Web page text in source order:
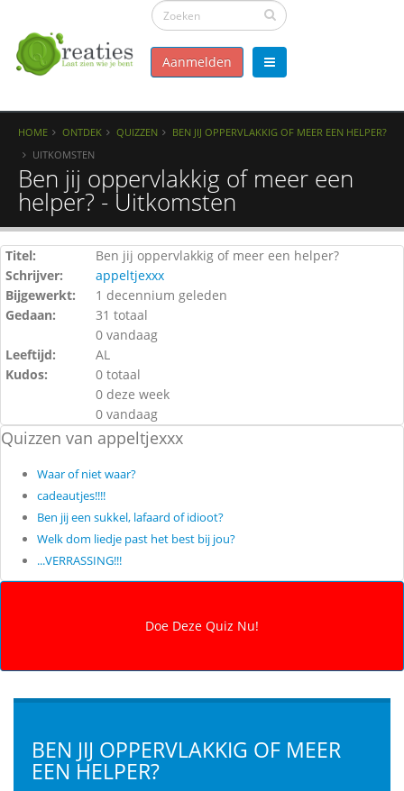
Aanmelden
HOME ONTDEK QUIZZEN
BEN JIJ OPPERVLAKKIG OF MEER EEN HELPER?
UITKOMSTEN
Ben jij oppervlakkig of meer een
helper? - Uitkomsten
Titel:
Ben jij oppervlakkig of meer een helper?
Schrijver:
appeltjexxx
Bijgewerkt:
1 decennium geleden
Gedaan:
31 totaal
0 vandaag
Leeftijd:
AL
Kudos:
0 totaal
0 deze week
0 vandaag
Quizzen van appeltjexxx
Waar of niet waar?
cadeautjes!!!!
Ben jij een sukkel, lafaard of idioot?
Welk dom liedje past het best bij jou?
...VERRASSING!!!
BEN JIJ OPPERVLAKKIG OF MEER
EEN HELPER?